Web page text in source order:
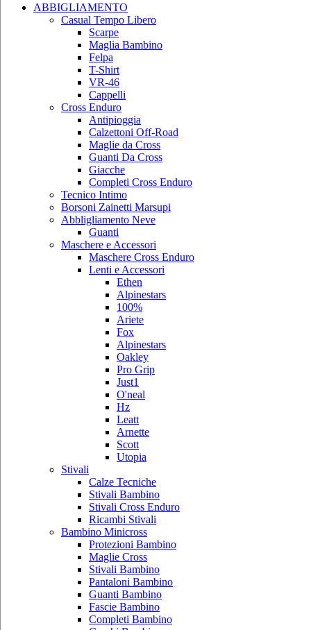
ABBIGLIAMENTO
Casual Tempo Libero
Scarpe
Maglia Bambino
Felpa
T-Shirt
VR-46
Cappelli
Cross Enduro
Antipioggia
Calzettoni Off-Road
Maglie da Cross
Guanti Da Cross
Giacche
Completi Cross Enduro
Tecnico Intimo
Borsoni Zainetti Marsupi
Abbligliamento Neve
Guanti
Maschere e Accessori
Maschere Cross Enduro
Lenti e Accessori
Ethen
Alpinestars
100%
Ariete
Fox
Alpinestars
Oakley
Pro Grip
Just1
O'neal
Hz
Leatt
Arnette
Scott
Utopia
Stivali
Calze Tecniche
Stivali Bambino
Stivali Cross Enduro
Ricambi Stivali
Bambino Minicross
Protezioni Bambino
Maglie Cross
Stivali Bambino
Pantaloni Bambino
Guanti Bambino
Fascie Bambino
Completi Bambino